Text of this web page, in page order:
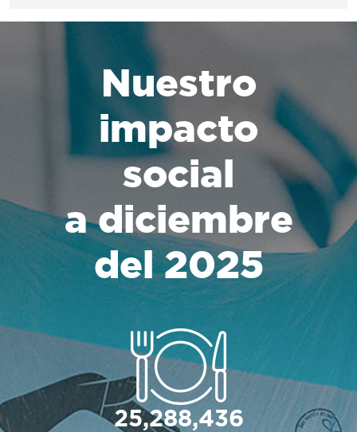
Nuestro
impacto
social
a diciembre
del 2025
25,288,436